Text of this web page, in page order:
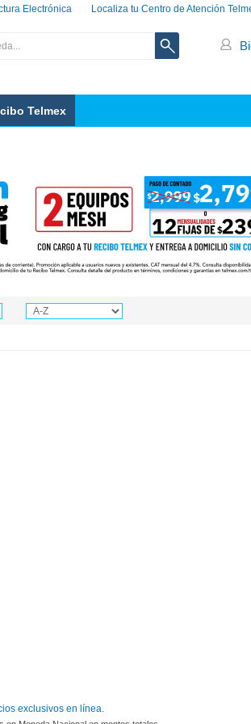
Localiza tu Centro de Atención
Electrónica
Telmex
exclusivos en línea.